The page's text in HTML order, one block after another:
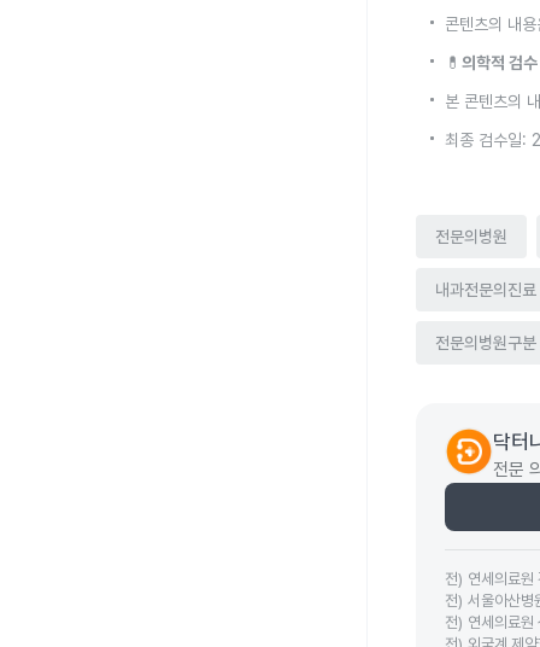
콘텐츠의 내
💊 의학적 검
본 콘텐츠의
최종 검수일:
전문의병원
내과전문의진료
전문의병원구분
닥터
전문
전) 연세의료원
전) 서울아산병
전) 연세의료원